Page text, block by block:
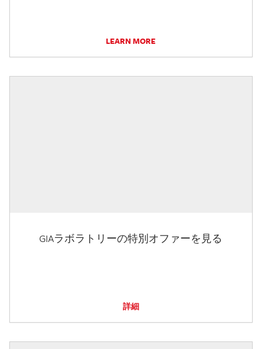
LEARN MORE
GIAラボラトリーの特別オファーを見る
詳細